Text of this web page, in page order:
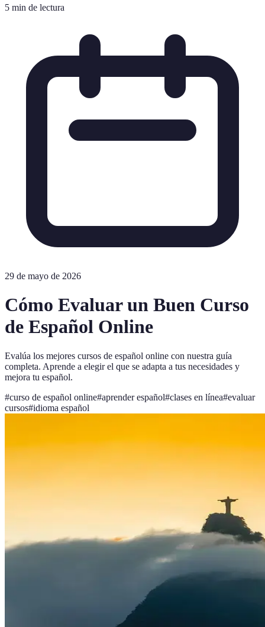
5 min de lectura
29 de mayo de 2026
Cómo Evaluar un Buen Curso
de Español Online
Evalúa los mejores cursos de español online con nuestra guía
completa. Aprende a elegir el que se adapta a tus necesidades y
mejora tu español.
#curso de español online#aprender español#clases en línea#evaluar
cursos#idioma español